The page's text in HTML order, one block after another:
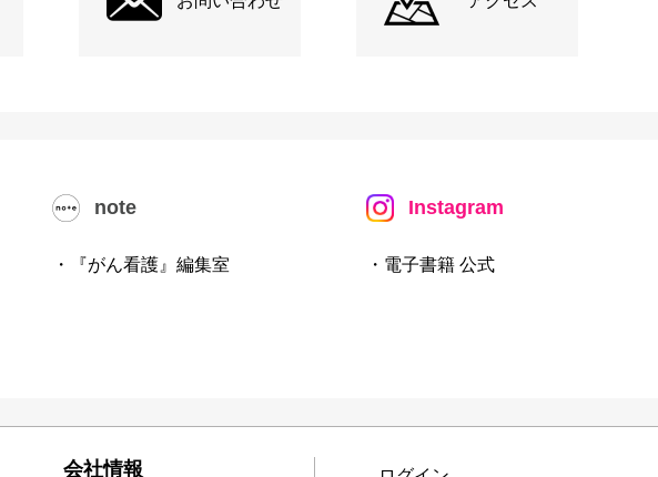
note
・『がん看護』編集室
Instagram
・電子書籍 公式
会社情報